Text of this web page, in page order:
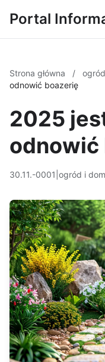
Portal
Strona główna /
odnowić boazerię
2025
odnowić
30.11.-0001 ogród i dom